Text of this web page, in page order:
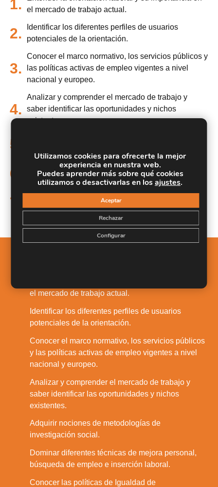
1.
el mercado de trabajo actual.
2.
Identificar los diferentes perfiles de usuarios
potenciales de la orientación.
3.
Conocer el marco normativo, los servicios públicos y
las políticas activas de empleo vigentes a nivel
nacional y europeo.
4.
Analizar y comprender el mercado de trabajo y
saber identificar las oportunidades y nichos
existentes.
5.
6.
Dominar diferentes técnicas de mejora personal,
búsqueda de empleo e inserción laboral.
7.
Conocer las políticas de Igualdad de oportunidades
y la conciliación en el ámbito laboral.
1. el mercado de trabajo actual.
Identificar los diferentes perfiles de usuarios
potenciales de la orientación.
Conocer el marco normativo, los servicios públicos
y las políticas activas de empleo vigentes a nivel
nacional y europeo.
Analizar y comprender el mercado de trabajo y
saber identificar las oportunidades y nichos
existentes.
Adquirir nociones de metodologías de
investigación social.
Dominar diferentes técnicas de mejora personal,
búsqueda de empleo e inserción laboral.
Conocer las políticas de Igualdad de
Utilizamos cookies para ofrecerte la mejor
experiencia en nuestra web.
Puedes aprender más sobre qué cookies
utilizamos o desactivarlas en losajustes.
Aceptar
Rechazar
Configurar